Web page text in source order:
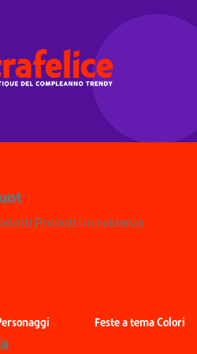
Prodotti in evidenza
Feste a tema Colori